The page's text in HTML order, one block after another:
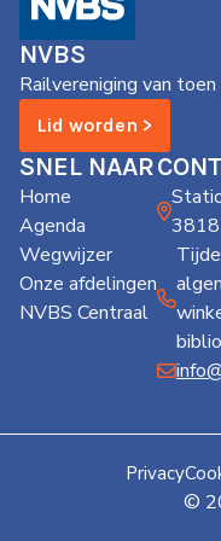
NVBS
Wegwijzer
Mijn
NVBS
NVBS
Railvereniging van toen
Lid worden >
SNEL NAAR
Home
Agenda
Wegwijzer
Onze afdelingen
NVBS Centraal
©
Privacy